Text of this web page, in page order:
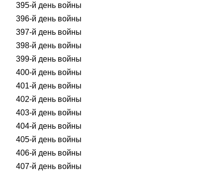
395-й день войны
396-й день войны
397-й день войны
398-й день войны
399-й день войны
400-й день войны
401-й день войны
402-й день войны
403-й день войны
404-й день войны
405-й день войны
406-й день войны
407-й день войны